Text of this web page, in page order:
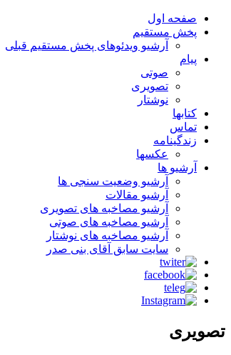
صفحه اول
پخش مستقیم
آرشیو ویدئوهای پخش مستقیم قبلی
پیام
صوتی
تصویری
نوشتار
کتابها
تماس
زندگینامه
عکسها
آرشیو ها
آرشیو وضعیت سنجی ها
آرشیو مقالات
آرشیو مصاخبه های تصویری
آرشیو مصاخبه های صوتی
آرشیو مصاخبه های نوشتار
سایت سابق آقای بنی صدر
تصویری